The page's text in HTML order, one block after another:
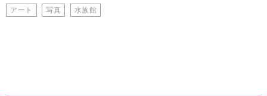
アート 写真 水族館